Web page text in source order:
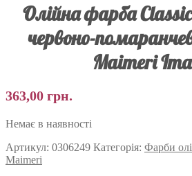
Олійна фарба
червоно-
Maimeri
363,00 грн.
Немає в наявності
Артикул: 0306249 Категорія: Фарби
Maimeri